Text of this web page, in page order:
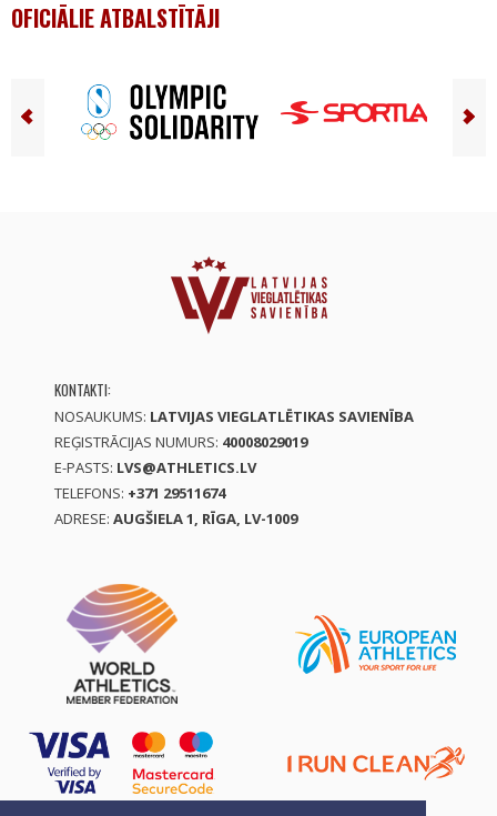
OFICIĀLIE ATBALSTĪTĀJI
KONTAKTI:
NOSAUKUMS: LATVIJAS VIEGLATLĒTIKAS SAVIENĪBA
REĢISTRĀCIJAS NUMURS: 40008029019
E-PASTS: LVS@ATHLETICS.LV
TELEFONS: +371 29511674
ADRESE: AUGŠIELA 1, RĪGA, LV-1009